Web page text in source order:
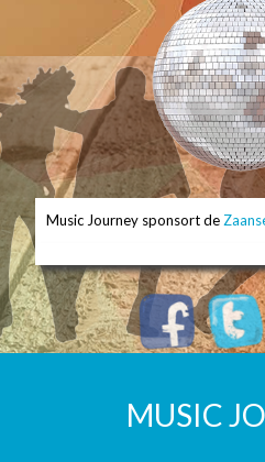
Music Journey sponsort de
MUSIC